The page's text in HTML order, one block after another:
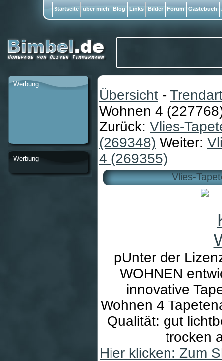
Übersicht -
Wohnen 4
Zurück: Vlies-
(269348) Weiter:
4 (269355)
Vlies-
pUnter der
WOHNEN
innovative
Wohnen 4
Qualität: gut
trocken
Hier klicken: Zum
Werbung
Werbung
Startseite über mich Blog Links Bilder Forum Gästebuch